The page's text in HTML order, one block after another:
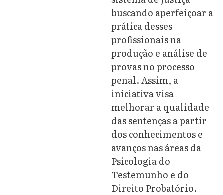
buscando aperfeiçoar a
prática desses
profissionais na
produção e análise de
provas no processo
penal. Assim, a
iniciativa visa
melhorar a qualidade
das sentenças a partir
dos conhecimentos e
avanços nas áreas da
Psicologia do
Testemunho e do
Direito Probatório.